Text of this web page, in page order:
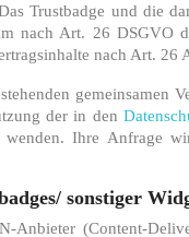
Trustbadge und die
nach Art. 26 DSGVO
nach Art. 26
der in den
Ihre Anfrage
sonstiger
Anbieter (Content-